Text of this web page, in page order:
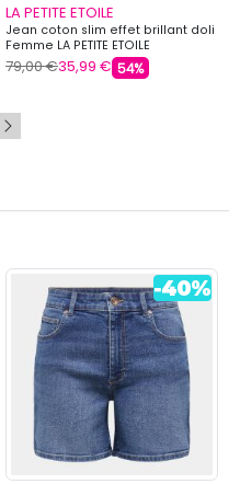
LA PETITE ETOILE
Jean coton slim effet brillant doli
Femme LA PETITE ETOILE
79,00 €35,99 € 54%